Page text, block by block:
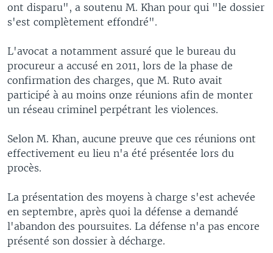
ont disparu", a soutenu M. Khan pour qui "le dossier
s'est complètement effondré".
L'avocat a notamment assuré que le bureau du
procureur a accusé en 2011, lors de la phase de
confirmation des charges, que M. Ruto avait
participé à au moins onze réunions afin de monter
un réseau criminel perpétrant les violences.
Selon M. Khan, aucune preuve que ces réunions ont
effectivement eu lieu n'a été présentée lors du
procès.
La présentation des moyens à charge s'est achevée
en septembre, après quoi la défense a demandé
l'abandon des poursuites. La défense n'a pas encore
présenté son dossier à décharge.